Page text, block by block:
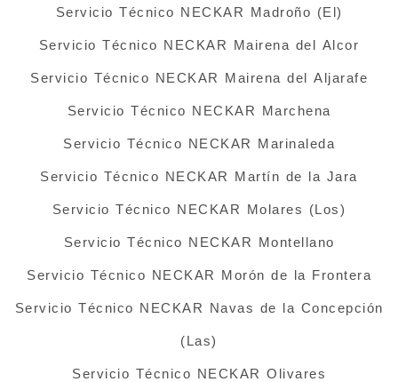
Servicio Técnico NECKAR Madroño (El)
Servicio Técnico NECKAR Mairena del Alcor
Servicio Técnico NECKAR Mairena del Aljarafe
Servicio Técnico NECKAR Marchena
Servicio Técnico NECKAR Marinaleda
Servicio Técnico NECKAR Martín de la Jara
Servicio Técnico NECKAR Molares (Los)
Servicio Técnico NECKAR Montellano
Servicio Técnico NECKAR Morón de la Frontera
Servicio Técnico NECKAR Navas de la Concepción
(Las)
Servicio Técnico NECKAR Olivares